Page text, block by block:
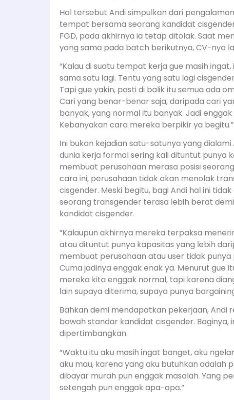
Hal tersebut Andi simpulkan dari
tempat bersama seorang kandidat
FGD, pada akhirnya ia tetap ditolak. Saat
yang sama pada batch berikutnya, CV-nya
“Kalau di suatu tempat kerja gue masih
sama satu lagi. Tentu yang satu lagi
Tapi gue yakin, pasti di balik itu semua ada
Cari yang benar-benar saja, daripada cari
banyak, yang normal itu banyak. Jadi
Kebanyakan cara mereka berpikir ya begitu.”
Ini bukan kejadian satu-satunya yang
dunia kerja formal sering kali dituntut punya
membuat perusahaan merasa posisi
cara ini, perusahaan tidak akan menolak
cisgender. Meski begitu, bagi Andi hal ini
seorang transgender terasa lebih berat
kandidat cisgender.
“Kalaupun akhirnya mereka terpaksa
atau dituntut punya kapasitas yang lebih
membuat perusahaan atau user tidak
Cuma jadinya enggak enak ya. Menurut gue
mereka kita enggak normal, tapi karena
lain supaya diterima, supaya punya
Bahkan demi mendapatkan pekerjaan, Andi
bawah standar kandidat cisgender. Baginya,
dipertimbangkan.
“Waktu itu aku masih ingat banget, aku
aku mau, karena yang aku butuhkan adalah
dibayar murah pun enggak masalah. Yang
setengah pun enggak apa-apa.”